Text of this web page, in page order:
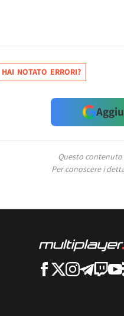
HAI NOTATO ERRORI?
Questo
Per conoscere i